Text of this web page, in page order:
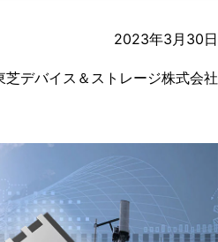
2023年3月30日
芝デバイス＆ストレージ株式会社